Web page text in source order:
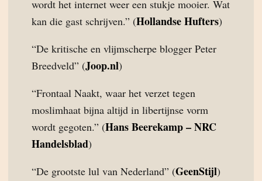
wordt het internet weer een stukje mooier. Wat
kan die gast schrijven.” (Hollandse Hufters)
“De kritische en vlijmscherpe blogger Peter
Breedveld” (Joop.nl)
“Frontaal Naakt, waar het verzet tegen
moslimhaat bijna altijd in libertijnse vorm
wordt gegoten.” (Hans Beerekamp – NRC
Handelsblad)
“De grootste lul van Nederland” (GeenStijl)